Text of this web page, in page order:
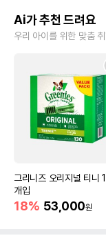
Ai가 추천 드려요
우리 아이를 위한 맞춤
그리니즈 오리지널 티니
개입
18% 53,000원